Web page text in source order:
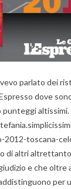
parlato dei
dove
punteggi altissimi.
2012-toscana-
di altri altrettanto
e che oltre
per